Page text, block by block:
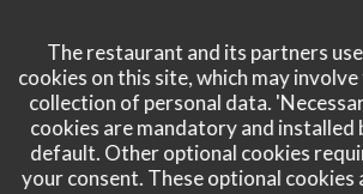
The restaurant and its partners use
cookies on this site, which may
collection of personal data.
cookies are mandatory and installed
default. Other optional cookies
your consent. These optional cookies